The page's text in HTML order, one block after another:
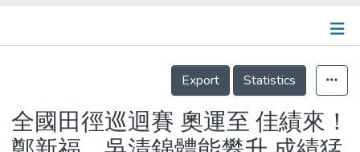
Statistics
Details
Export
Statistics
全國田徑巡迴賽 奧運至 佳績來！